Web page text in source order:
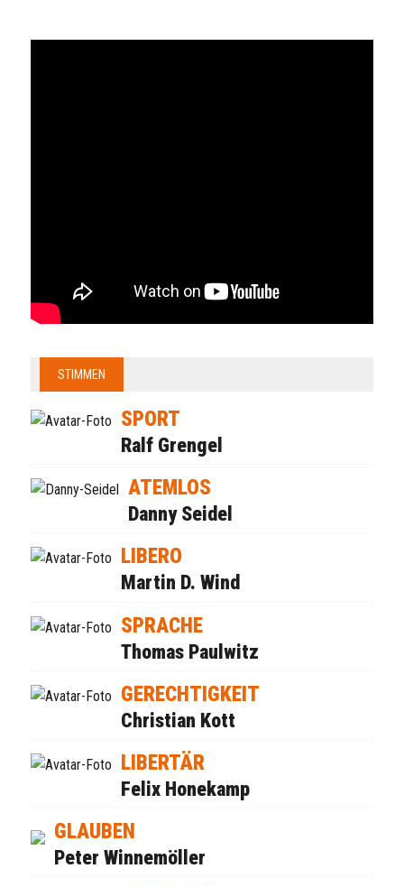
STIMMEN
SPORT
Ralf Grengel
ATEMLOS
Danny Seidel
LIBERO
Martin D. Wind
SPRACHE
Thomas Paulwitz
GERECHTIGKEIT
Christian Kott
LIBERTÄR
Felix Honekamp
GLAUBEN
Peter Winnemöller